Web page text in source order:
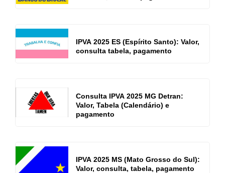
IPVA 2025 ES (Espírito Santo): Valor,
consulta tabela, pagamento
Consulta IPVA 2025 MG Detran:
Valor, Tabela (Calendário) e
pagamento
IPVA 2025 MS (Mato Grosso do Sul):
Valor, consulta, tabela, pagamento